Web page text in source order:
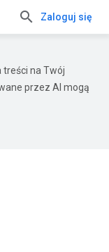
Zaloguj się
treści na Twój
przez AI mogą